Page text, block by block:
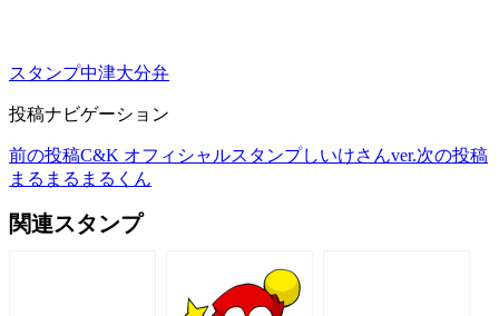
スタンプ中津大分弁
投稿ナビゲーション
前の投稿C&K オフィシャルスタンプしいけさんver.次の投稿
まるまるまるくん
関連スタンプ